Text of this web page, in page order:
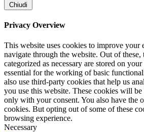
Chiudi
Privacy Overview
This website uses cookies to improve your
navigate through the website. Out of these,
categorized as necessary are stored on
essential for the working of basic
also use third-party cookies that help us
you use this website. These cookies will
only with your consent. You also have the
cookies. But opting out of some of these
browsing experience.
Necessary